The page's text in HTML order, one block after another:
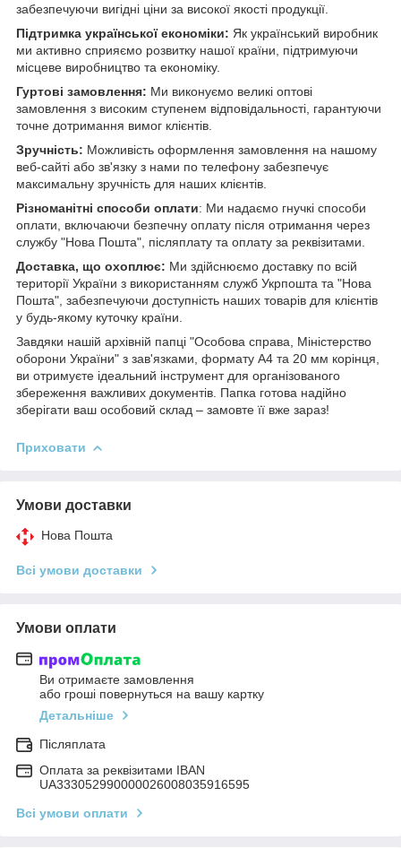
забезпечуючи вигідні ціни за високої якості продукції.
Підтримка української економіки: Як український виробник
ми активно сприяємо розвитку нашої країни, підтримуючи
місцеве виробництво та економіку.
Гуртові замовлення: Ми виконуємо великі оптові
замовлення з високим ступенем відповідальності, гарантуючи
точне дотримання вимог клієнтів.
Зручність: Можливість оформлення замовлення на нашому
веб-сайті або зв'язку з нами по телефону забезпечує
максимальну зручність для наших клієнтів.
Різноманітні способи оплати: Ми надаємо гнучкі способи
оплати, включаючи безпечну оплату після отримання через
службу "Нова Пошта", післяплату та оплату за реквізитами.
Доставка, що охоплює: Ми здійснюємо доставку по всій
території України з використанням служб Укрпошта та "Нова
Пошта", забезпечуючи доступність наших товарів для клієнтів
у будь-якому куточку країни.
Завдяки нашій архівній папці "Особова справа, Міністерство
оборони України" з зав'язками, формату А4 та 20 мм корінця,
ви отримуєте ідеальний інструмент для організованого
збереження важливих документів. Папка готова надійно
зберігати ваш особовий склад – замовте її вже зараз!
Приховати
Умови доставки
Нова Пошта
Всі умови доставки
Умови оплати
Ви отримаєте замовлення
або гроші повернуться на вашу картку
Детальніше
Післяплата
Оплата за реквізитами IBAN
UA333052990000026008035916595
Всі умови оплати